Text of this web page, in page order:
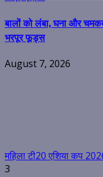
बालों को लंबा, घना और
भरपूर फूड्स
August 7, 2026
महिला टी20 एशिया कप
3